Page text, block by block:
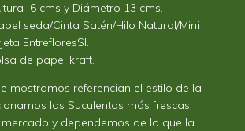
6 cms y Diámetro 13 cms.
seda/Cinta Satén/Hilo Natural/Mini
EntrefloresSI.
de papel kraft.
mostramos referencian el estilo de la
las Suculentas más frescas
y dependemos de lo que la